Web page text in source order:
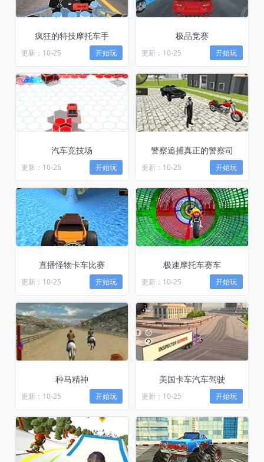
疯狂的特技摩托车手
更新：10-25 开始玩
极品竞赛
更新：10-25 开始玩
汽车竞技场
更新：10-25 开始玩
警察追捕真正的警察司
更新：10-25 开始玩
直播怪物卡车比赛
更新：10-25 开始玩
极速摩托车赛车
更新：10-25 开始玩
种马精神
更新：10-25 开始玩
美国卡车汽车驾驶
更新：10-25 开始玩